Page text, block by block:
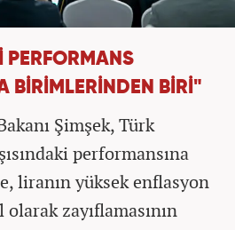
PERFORMANS
BİRİMLERİNDEN BİRİ"
Şimşek, Türk
performansına
liranın yüksek enflasyon
zayıflamasının